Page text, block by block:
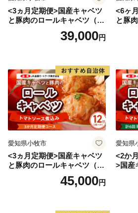
<3ヵ月定期便>国産キャベツ
と豚肉のロールキャベツ（4P
39,000円
<6ヶ
と豚
愛知県小牧市
<3ヵ月定期便>国産キャベツ
と豚肉のロールキャベツ（6P
45,000円
愛知県
<2か
>国産
ルキ